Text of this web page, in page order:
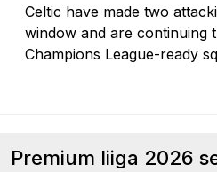
Celtic have made two
window and are continuing
Champions League-ready
Premium liiga 2026